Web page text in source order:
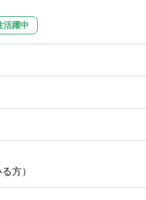
活躍中
方）